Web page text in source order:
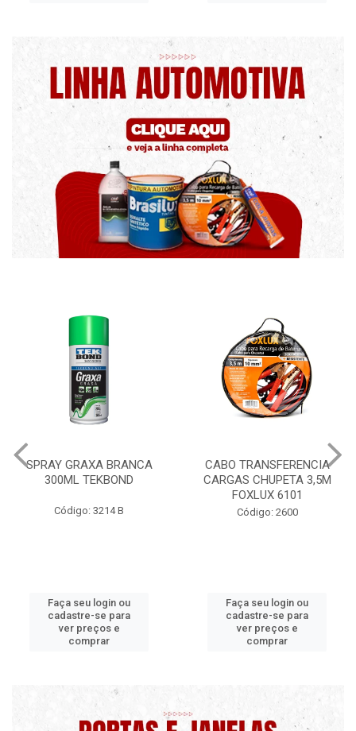
CABO TRANSFERENCIA
CARGAS CHUPETA 3,5M
Código: 2600
Faça seu login ou
cadastre-se para
ver preços e
comprar
CHAVE DE RODA TIPO CRUZ
17X19X21X23 FOX 4513
Código: 2628
Faça seu login ou
cadastre-se para
ver preços e
comprar